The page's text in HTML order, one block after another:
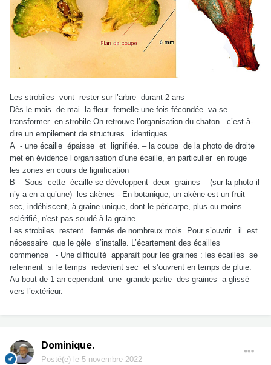
Les strobiles vont rester sur l’arbre durant 2 ans
Dès le mois de mai la fleur femelle une fois fécondée va se
transformer en strobile On retrouve l’organisation du chaton c’est-à-
dire un empilement de structures identiques.
A - une écaille épaisse et lignifiée. – la coupe de la photo de droite
met en évidence l’organisation d’une écaille, en particulier en rouge
les zones en cours de lignification
B - Sous cette écaille se développent deux graines (sur la photo il
n’y a en a qu’une)- les akènes - En botanique, un akène est un fruit
sec, indéhiscent, à graine unique, dont le péricarpe, plus ou moins
sclérifié, n'est pas soudé à la graine.
Les strobiles restent fermés de nombreux mois. Pour s’ouvrir il est
nécessaire que le gèle s’installe. L’écartement des écailles
commence - Une difficulté apparaît pour les graines : les écailles se
referment si le temps redevient sec et s’ouvrent en temps de pluie.
Au bout de 1 an cependant une grande partie des graines a glissé
vers l’extérieur.
Dominique.
Posté(e) le 5 novembre 2022